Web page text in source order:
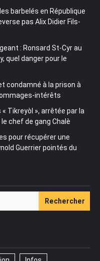
barbelés en République
pas Alix Didier Fils-
: Ronsard St-Cyr au
quel danger pour le
condamné à la prison à
intérêts
Tikreyòl », arrêtée par la
chef de gang Chalè
pour récupérer une
Guerrier pointés du